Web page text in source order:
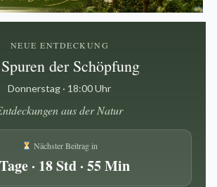
NEUE ENTDECKUNG
Spuren der Schöpfung
Donnerstag · 18:00 Uhr
aus der Natur
Nächster Beitrag in
· 18 Std · 55 Min